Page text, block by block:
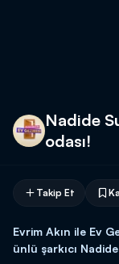
Nadide
odası!
Takip Et
Evrim Akın ile Ev
ünlü şarkıcı